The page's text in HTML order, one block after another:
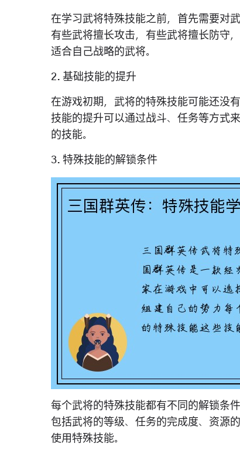
在学习武将特殊技能之前，首先需要对
有些武将擅长攻击，有些武将擅长防守
适合自己战略的武将。
2. 基础技能的提升
在游戏初期，武将的特殊技能可能还没
技能的提升可以通过战斗、任务等方式
的技能。
3. 特殊技能的解锁条件
每个武将的特殊技能都有不同的解锁条
包括武将的等级、任务的完成度、资源
使用特殊技能。